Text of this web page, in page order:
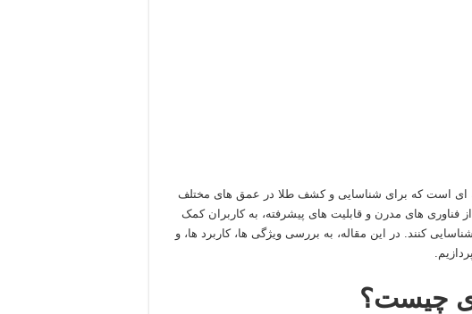
ای است که برای شناسایی و کشف طلا در عمق‌ های مختلف
های مدرن و قابلیت‌ های پیشرفته، به کاربران کمک
کنند. در این مقاله، به بررسی ویژگی‌ ها، کاربرد ها، و
چیست؟